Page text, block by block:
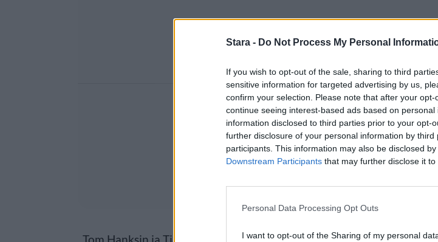
Stara - Do Not Process My Personal
If you wish to opt-out of the sale, sharing to third
sensitive information for targeted advertising by us,
confirm your selection. Please note that after your
continue seeing interest-based ads based on
information disclosed to third parties prior to your opt-
further disclosure of your personal information by third
participants. This information may also be disclosed
Downstream Participants that may further disclose it to
Personal Data Processing Opt Outs
I want to opt-out of the Sharing of my personal